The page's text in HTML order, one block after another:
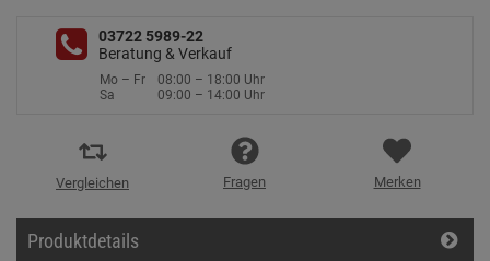
03722 5989-22
Beratung & Verkauf
Mo – Fr
08:00 – 18:00 Uhr
Sa
09:00 – 14:00 Uhr
Vergleichen Fragen Merken
Produktdetails